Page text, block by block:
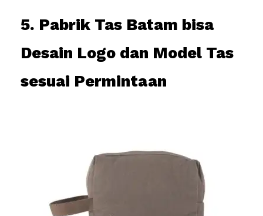
5. Pabrik Tas Batam bisa
Desain Logo dan Model Tas
sesuai Permintaan